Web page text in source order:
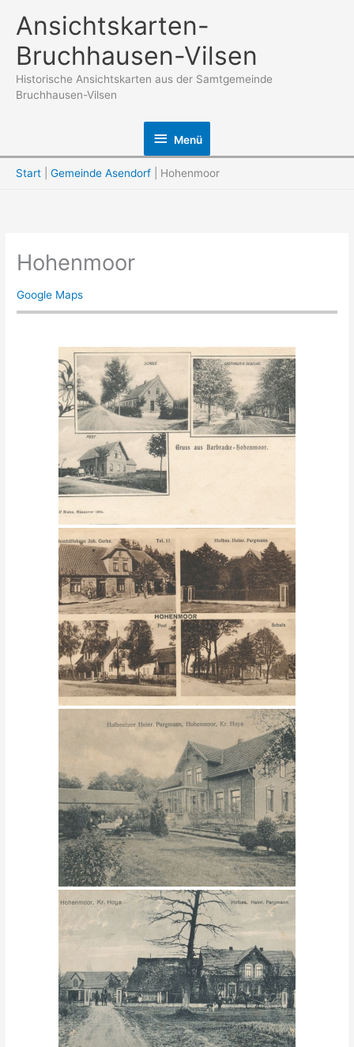
Inhalt
springen
Ansichtskarten-
Bruchhausen-Vilsen
Historische Ansichtskarten aus der Samtgemeinde
Bruchhausen-Vilsen
Menü
Menü
Start Gemeinde Asendorf Hohenmoor
Hohenmoor
Google Maps